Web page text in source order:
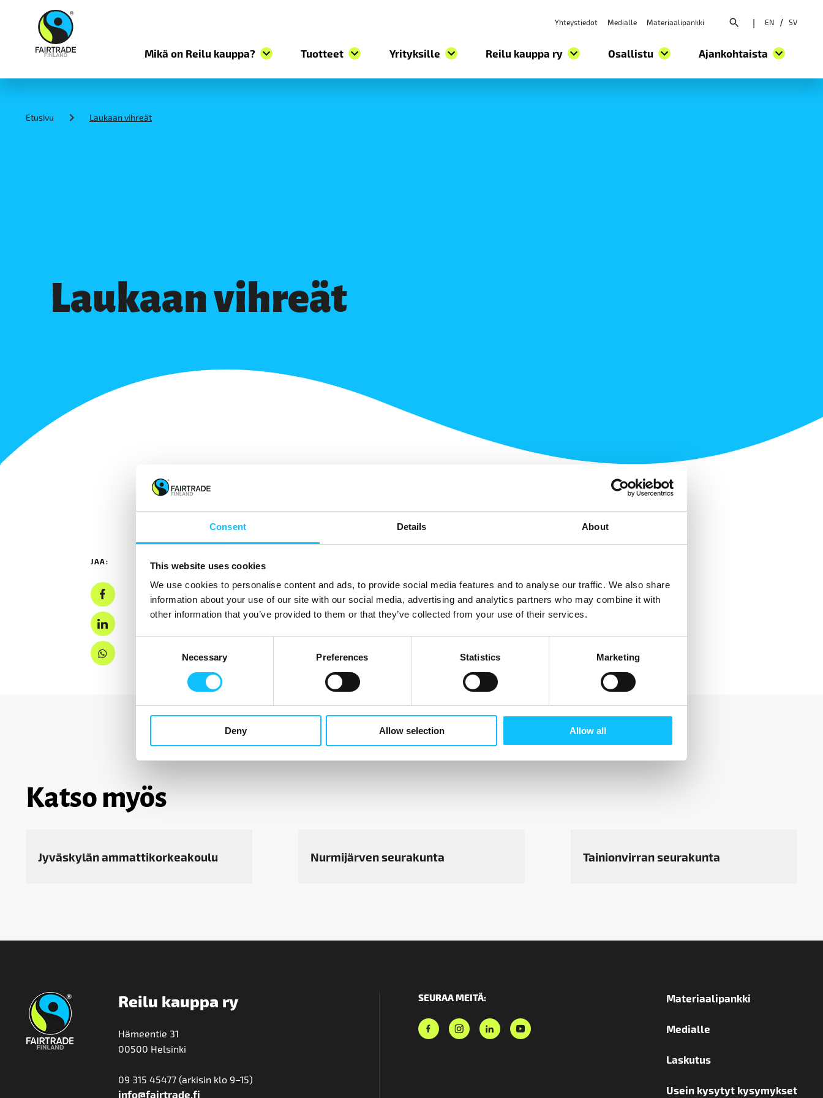
Consent Details About
This website uses cookies
We use cookies to personalise content and ads, to provide social media features and to analyse our traffic. We also share
information about your use of our site with our social media, advertising and analytics partners who may combine it with
other information that you’ve provided to them or that they’ve collected from your use of their services.
Necessary Preferences Statistics Marketing
Deny Allow selection Allow all
Yhteystiedot Medialle Materiaalipankki Avaa hakuvalikko
EN / SV
Mikä on Reilu kauppa? Tuotteet Yrityksille Reilu kauppa ry Osallistu Ajankohtaista
Etusivu Laukaan vihreät
Laukaan vihreät
JAA:
Katso myös
Jyväskylän ammattikorkeakoulu Nurmijärven seurakunta Tainionvirran seurakunta
Reilu kauppa ry
Hämeentie 31
00500 Helsinki
09 315 45477 (arkisin klo 9–15)
info@fairtrade.fi
SEURAA MEITÄ: Materiaalipankki
Medialle
Laskutus
Usein kysytyt kysymykset